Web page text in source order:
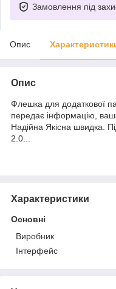
Замовлення під
Опис
Опис
Флешка для додаткової
передає інформацію,
Надійна Якісна швидка.
2.0...
Характеристики
Основні
Виробник
Інтерфейс